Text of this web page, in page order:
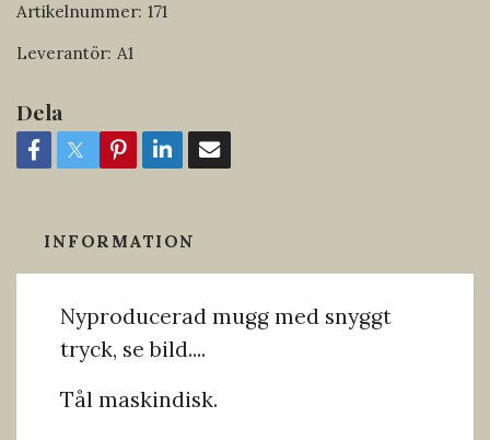
Artikelnummer: 171
Leverantör: A1
Dela
INFORMATION
Nyproducerad mugg med snyggt
tryck, se bild....
Tål maskindisk.